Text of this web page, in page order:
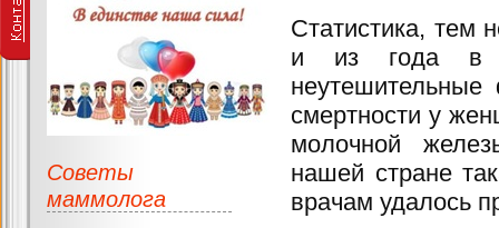
Статистика, тем
и из года в
смертности у
молочной
нашей стране
врачам удалось
Советы
маммолога